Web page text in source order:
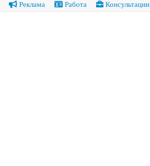
Реклама
Работа Консультации